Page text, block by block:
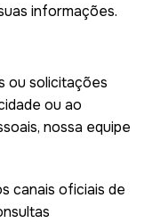
informações.
ou solicitações
ou ao
nossa equipe
canais oficiais de